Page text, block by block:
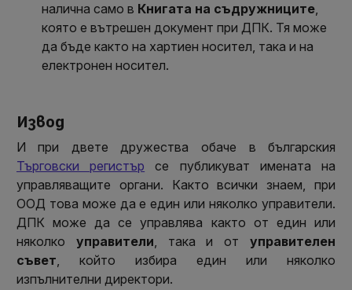
налична само в Книгата на съдружниците,
която е вътрешен документ при ДПК. Тя може
да бъде както на хартиен носител, така и на
електронен носител.
Извод
И при двете дружества обаче в българския
Търговски регистър се публикуват имената на
управляващите органи. Както всички знаем, при
ООД това може да е един или няколко управители.
ДПК може да се управлява както от един или
няколко управители, така и отуправителен
съвет, който избира един или няколко
изпълнителни директори.